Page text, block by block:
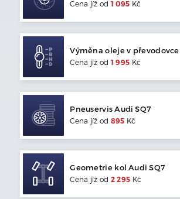
Cena jíž od 1 095 Kč
Výměna oleje v převodovce
Cena jíž od 1 995 Kč
Pneuservis Audi SQ7
Cena jíž od 895 Kč
Geometrie kol Audi SQ7
Cena jíž od 2 295 Kč